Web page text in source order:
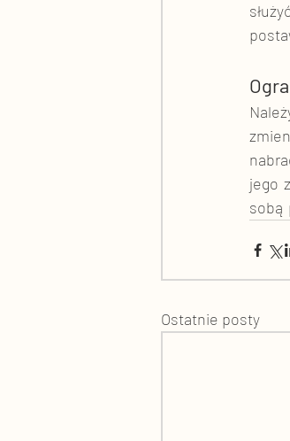
jego
sobą
Ostatnie posty